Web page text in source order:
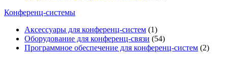
Конференц-системы
Аксессуары для конференц-систем (1)
Оборудование для конференц-связи (54)
Программное обеспечение для конференц-систем (2)